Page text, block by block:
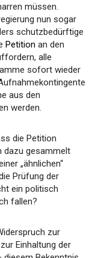
müssen.
nun sogar
schutzbedürftige
Petition an den
alle
sofort wieder
aus den
werden.
die Petition
dazu gesammelt
„ähnlichen“
Prüfung der
ein politisch
fallen?
zur
Einhaltung der